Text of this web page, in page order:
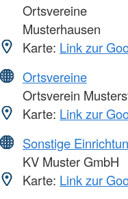
Ortsvereine
Musterhausen
Karte: Link zur
Ortsvereine
Ortsverein
Karte: Link zur
Sonstige
KV Muster GmbH
Karte: Link zur